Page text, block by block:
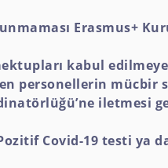
Erasmus+
kabul
personellerin mücbir
iletmesi
Covid-19 testi ya